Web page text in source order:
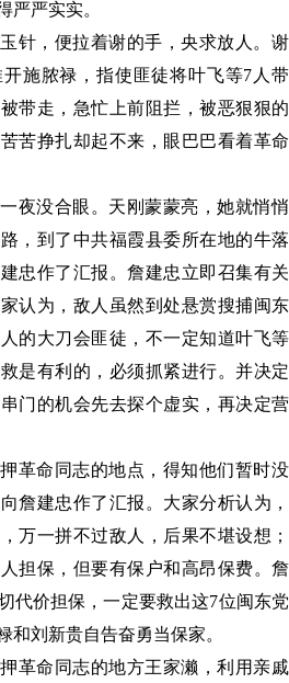
严严实实。
针，便拉着谢的手，央求放人。谢
施脓禄，指使匪徒将叶飞等7人带
带走，急忙上前阻拦，被恶狠狠的
苦挣扎却起不来，眼巴巴看着革命
夜没合眼。天刚蒙蒙亮，她就悄悄
，到了中共福霞县委所在地的牛落
忠作了汇报。詹建忠立即召集有关
认为，敌人虽然到处悬赏搜捕闽东
的大刀会匪徒，不一定知道叶飞等
是有利的，必须抓紧进行。并决定
门的机会先去探个虚实，再决定营
革命同志的地点，得知他们暂时没
詹建忠作了汇报。大家分析认为，
万一拼不过敌人，后果不堪设想；
担保，但要有保户和高昂保费。詹
代价担保，一定要救出这7位闽东党
和刘新贵自告奋勇当保家。
革命同志的地方王家濑，利用亲戚